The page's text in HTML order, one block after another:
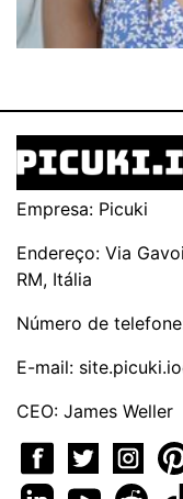
Empresa: Picuki
Endereço: Via
RM, Itália
Número de
E-mail:
CEO: James Weller